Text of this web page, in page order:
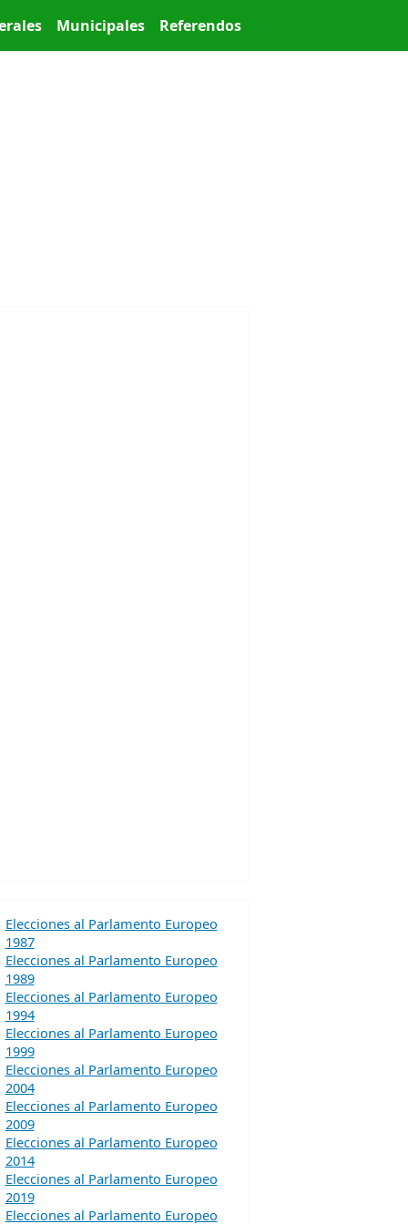
Municipales Referendos
Elecciones al Parlamento Europeo
1987
Elecciones al Parlamento Europeo
1989
Elecciones al Parlamento Europeo
1994
Elecciones al Parlamento Europeo
1999
Elecciones al Parlamento Europeo
2004
Elecciones al Parlamento Europeo
2009
Elecciones al Parlamento Europeo
2014
Elecciones al Parlamento Europeo
2019
Elecciones al Parlamento Europeo